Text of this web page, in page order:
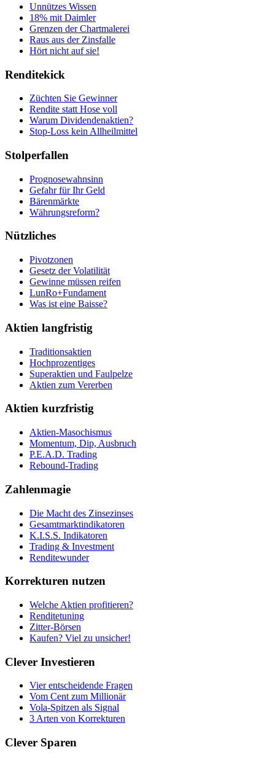
Unnützes Wissen
18% mit Daimler
Grenzen der Chartmalerei
Raus aus der Zinsfalle
Hört nicht auf sie!
Renditekick
Züchten Sie Gewinner
Rendite statt Hose voll
Warum Dividendenaktien?
Stop-Loss kein Allheilmittel
Stolperfallen
Prognosewahnsinn
Gefahr für Ihr Geld
Bärenmärkte
Währungsreform?
Nützliches
Pivotzonen
Gesetz der Volatilität
Gewinne müssen reifen
LunRo+Fundament
Was ist eine Baisse?
Aktien langfristig
Traditionsaktien
Hochprozentiges
Superaktien und Faulpelze
Aktien zum Vererben
Aktien kurzfristig
Aktien-Masochismus
Momentum, Dip, Ausbruch
P.E.A.D. Trading
Rebound-Trading
Zahlenmagie
Die Macht des Zinsezinses
Gesamtmarktindikatoren
K.I.S.S. Indikatoren
Trading & Investment
Renditewunder
Korrekturen nutzen
Welche Aktien profitieren?
Renditetuning
Zitter-Börsen
Kaufen? Viel zu unsicher!
Clever Investieren
Vier entscheidende Fragen
Vom Cent zum Millionär
Vola-Spitzen als Signal
3 Arten von Korrekturen
Clever Sparen